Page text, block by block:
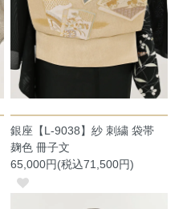
銀座【L-9038】紗 刺繍 袋帯
麹色 冊子文
65,000円(税込71,500円)